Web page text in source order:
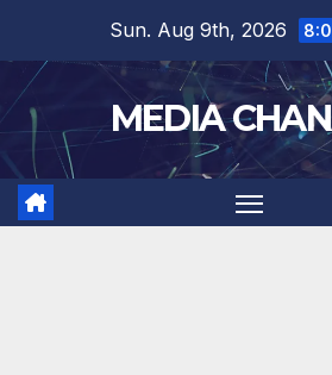
Sun. Aug 9th, 2026
MEDIA